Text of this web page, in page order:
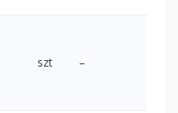
szt –